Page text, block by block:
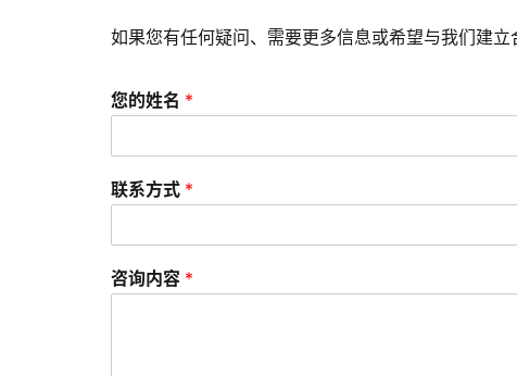
如果您有任何疑问、需要更多信息或希望与我们建
您的姓名 *
联系方式 *
咨询内容 *